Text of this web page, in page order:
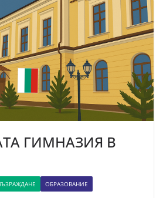
ГИМНАЗИЯ В
ОБРАЗОВАНИЕ